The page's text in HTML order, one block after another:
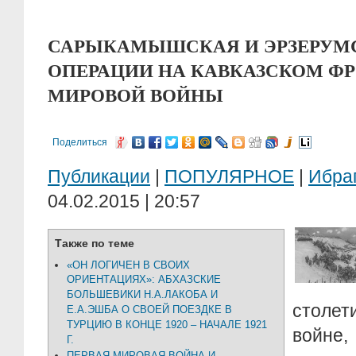
САРЫКАМЫШСКАЯ И
ОПЕРАЦИИ НА КАВКАЗСКОМ
МИРОВОЙ ВОЙНЫ
Поделиться
Публикации | ПОПУЛЯРНОЕ |
04.02.2015 | 20:57
Также по теме
«ОН ЛОГИЧЕН В СВОИХ
ОРИЕНТАЦИЯХ»: АБХАЗСКИЕ
БОЛЬШЕВИКИ Н.А.ЛАКОБА И
Е.А.ЭШБА О СВОЕЙ ПОЕЗДКЕ В
ТУРЦИЮ В КОНЦЕ 1920 – НАЧАЛЕ 1921
Г.